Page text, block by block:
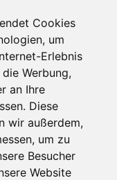
Cookies
um
Erlebnis
Werbung,
an Ihre
Diese
wir außerdem,
um zu
Besucher
Website